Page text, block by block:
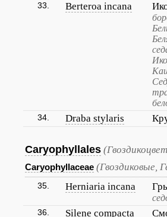
33. Berteroa incana
34. Draba stylaris
Caryophyllales
Caryophyllaceae (Гвоздиковые,
35. Herniaria incana
36. Silene compacta